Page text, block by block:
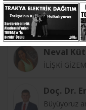
Mehmet
19. Yıla
Neval
İLİŞKİ GİZEMİ
Doç. Dr.
Büyüyoruz